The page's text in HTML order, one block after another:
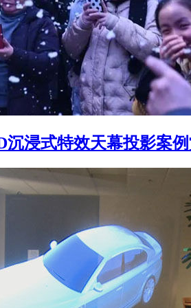
沉浸式特效天幕投影案